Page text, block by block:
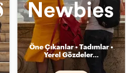
Öne Çıkanlar • Tadımlar •
Yerel Gözdeler...